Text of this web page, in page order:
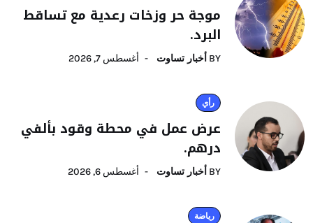
موجة حر وزخات رعدية مع تساقط
البرد.
BY أخبار تساوت أغسطس 7, 2026
رأي
عرض عمل في محطة وقود بألفي
درهم.
BY أخبار تساوت أغسطس 6, 2026
رياضة